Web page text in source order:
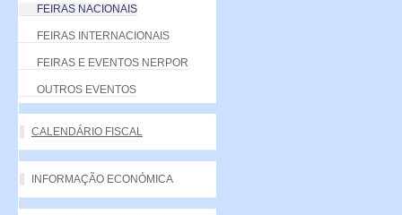
FEIRAS NACIONAIS
FEIRAS INTERNACIONAIS
FEIRAS E EVENTOS NERPOR
OUTROS EVENTOS
CALENDÁRIO FISCAL
INFORMAÇÃO ECONÓMICA